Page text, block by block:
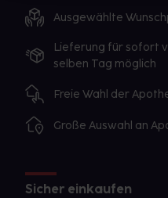
Ausgewählte
Lieferung für sofort
selben Tag möglich
Freie Wahl der
Große Auswahl an
Sicher einkaufen